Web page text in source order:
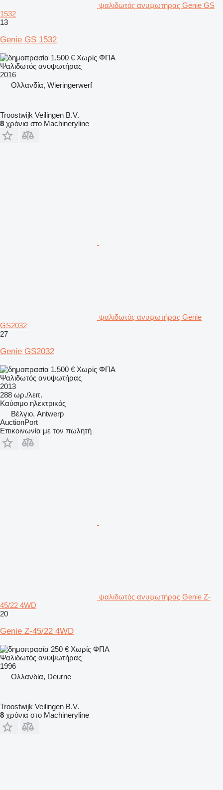
ψαλιδωτός ανυψωτήρας Genie GS
1532
13
Genie GS 1532
1.500 € Χωρίς ΦΠΑ
Ψαλιδωτός ανυψωτήρας
2016
Ολλανδία, Wieringerwerf
Troostwijk Veilingen B.V.
8 χρόνια στο Machineryline
ψαλιδωτός ανυψωτήρας Genie
GS2032
27
Genie GS2032
1.500 € Χωρίς ΦΠΑ
Ψαλιδωτός ανυψωτήρας
2013
288 ωρ./λειτ.
Καύσιμο ηλεκτρικός
Βέλγιο, Antwerp
AuctionPort
Επικοινωνία με τον πωλητή
ψαλιδωτός ανυψωτήρας Genie Z-
45/22 4WD
20
Genie Z-45/22 4WD
250 € Χωρίς ΦΠΑ
Ψαλιδωτός ανυψωτήρας
1996
Ολλανδία, Deurne
Troostwijk Veilingen B.V.
8 χρόνια στο Machineryline